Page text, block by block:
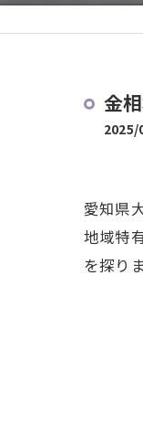
金
2025/
愛知県
地域特
を探り